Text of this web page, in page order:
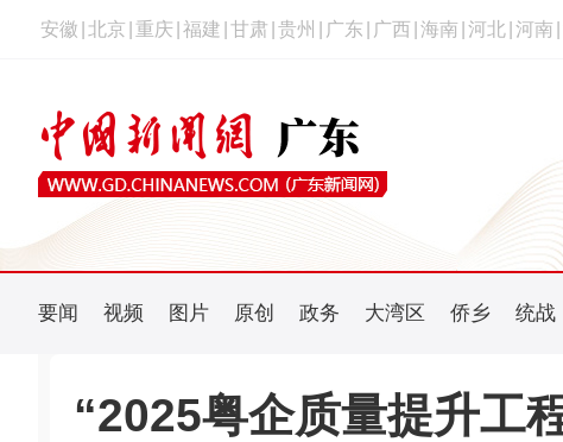
安徽 北京 重庆 福建 甘肃 贵州 广东 广西 海南 河北 河南
要闻 视频 图片 原创 政务 大湾区 侨乡 统战
“2025粤企质量提升工